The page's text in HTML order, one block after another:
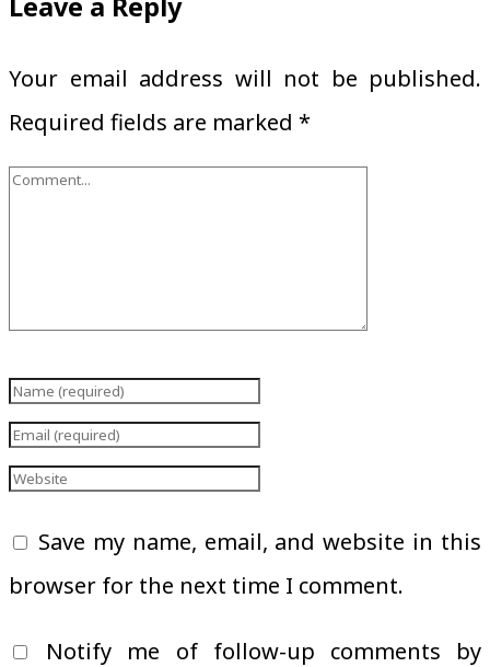
Your email address will not be published.
Required fields are marked *
Save my name, email, and website in this
browser for the next time I comment.
Notify me of follow-up comments by